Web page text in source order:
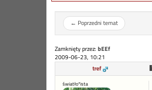
← Poprzedni temat
Zamknięty przez: bEEf
2009-06-23, 10:21
tref
światło*ista